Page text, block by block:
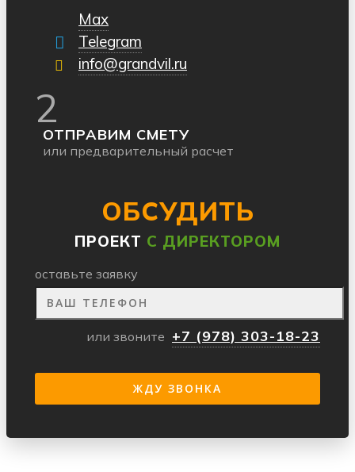
Max
Telegram
info@grandvil.ru
2
ОТПРАВИМ СМЕТУ
или предварительный расчет
ОБСУДИТЬ
ПРОЕКТ С ДИРЕКТОРОМ
оставьте заявку
или звоните +7 (978) 303-18-23